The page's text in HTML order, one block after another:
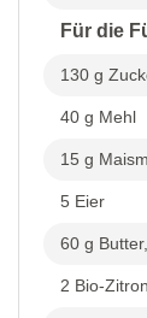
Für die
130 g
40 g Mehl
15 g
5 Eier
60 g
2 Bio-